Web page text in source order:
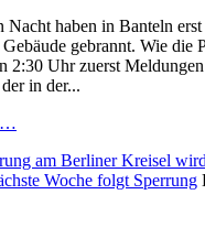
Nacht haben in Banteln
Gebäude gebrannt. Wie die
2:30 Uhr zuerst
in der...
…
am Berliner Kreisel
Woche folgt Sperrung